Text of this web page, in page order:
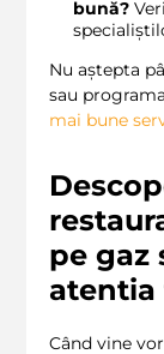
bună?
Nu aștepta
sau
mai bune
pe gaz
atentia
Când vine